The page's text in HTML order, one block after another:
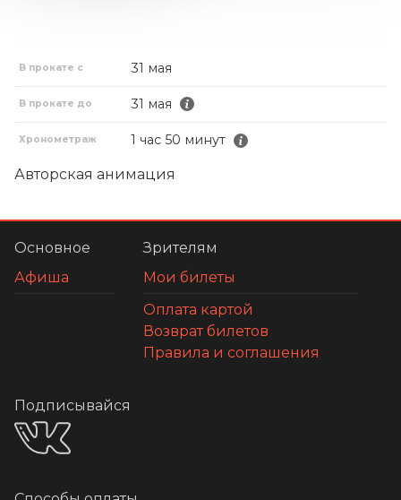
В прокате с 31 мая
В прокате до 31 мая
Хронометраж 1 час 50 минут
Авторская анимация
Основное
Афиша
Зрителям
Мои билеты
Оплата картой
Возврат билетов
Правила и соглашения
Подписывайся